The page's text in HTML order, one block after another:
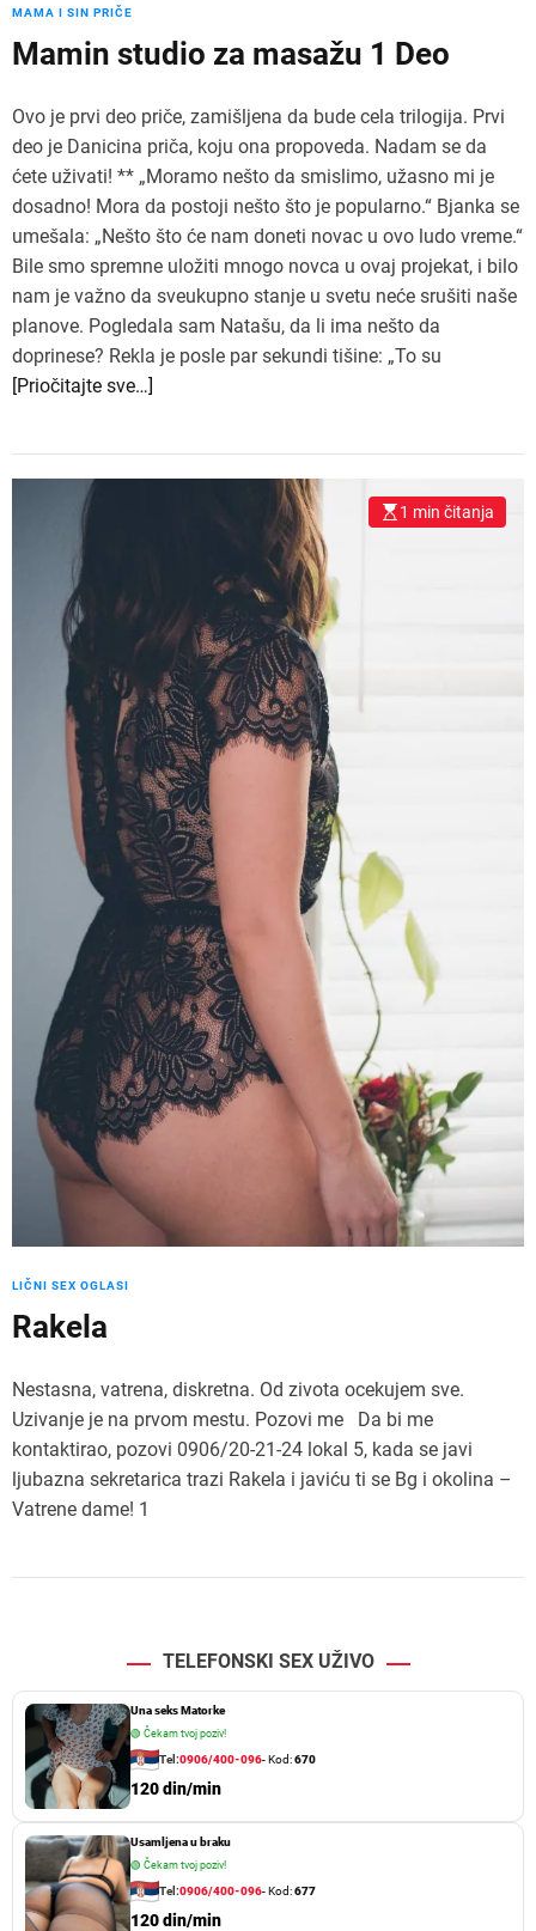
MAMA I SIN PRIČE
Mamin studio za masažu 1 Deo
Ovo je prvi deo priče, zamišljena da bude cela trilogija. Prvi
deo je Danicina priča, koju ona propoveda. Nadam se da
ćete uživati! ** „Moramo nešto da smislimo, užasno mi je
dosadno! Mora da postoji nešto što je popularno.“ Bjanka se
umešala: „Nešto što će nam doneti novac u ovo ludo vreme.“
Bile smo spremne uložiti mnogo novca u ovaj projekat, i bilo
nam je važno da sveukupno stanje u svetu neće srušiti naše
planove. Pogledala sam Natašu, da li ima nešto da
doprinese? Rekla je posle par sekundi tišine: „To su
[Priočitajte sve…]
1 min čitanja
LIČNI SEX OGLASI
Rakela
Nestasna, vatrena, diskretna. Od zivota ocekujem sve.
Uzivanje je na prvom mestu. Pozovi me Da bi me
kontaktirao, pozovi 0906/20-21-24 lokal 5, kada se javi
ljubazna sekretarica trazi Rakela i javiću ti se Bg i okolina –
Vatrene dame! 1
TELEFONSKI SEX UŽIVO
Una seks Matorke
🟢 Čekam tvoj poziv!
Tel:0906/400-096- Kod:670
120 din/min
Usamljena u braku
🟢 Čekam tvoj poziv!
Tel:0906/400-096- Kod:677
120 din/min